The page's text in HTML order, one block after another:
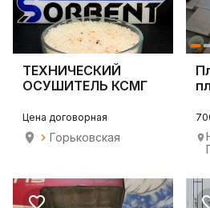
ТЕХНИЧЕСКИЙ
ОСУШИТЕЛЬ КСМГ
кг
Цена договорная
Горьковская